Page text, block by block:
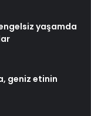
yaşamda
geniz etinin